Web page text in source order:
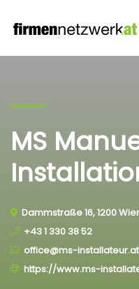
MS
Dammstraße 16, 1200
+43 1 330 38 52
office@ms-installateur.at
https://www.ms-